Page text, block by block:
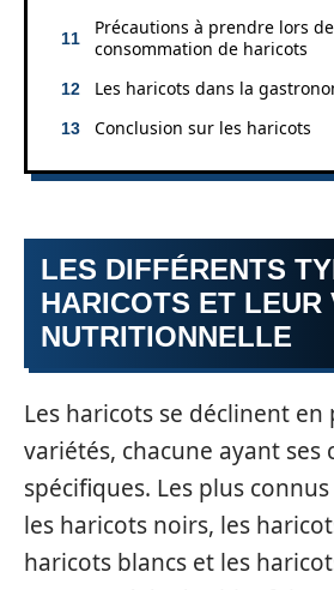
Précautions à prendre lors
consommation de haricots
Les haricots dans la
Conclusion sur les haricots
LES DIFFÉRENTS
HARICOTS ET LEUR
NUTRITIONNELLE
Les haricots se déclinent en
variétés, chacune ayant ses
spécifiques. Les plus
les haricots noirs, les
haricots blancs et les